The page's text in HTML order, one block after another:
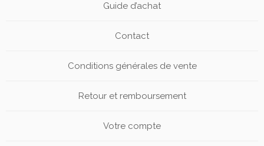
Guide d’achat
Contact
Conditions générales de vente
Retour et remboursement
Votre compte